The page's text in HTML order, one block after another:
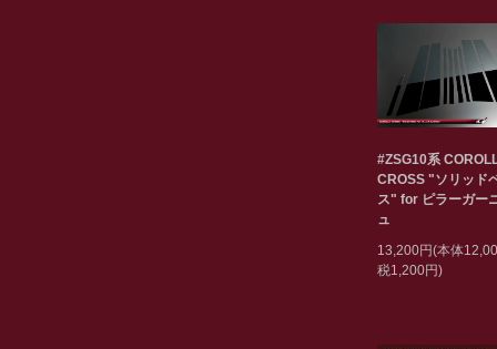
#ZSG10系
CROSS "ソリッド
ス" for ピラーガー
ュ
13,200円(本体
税1,200円)